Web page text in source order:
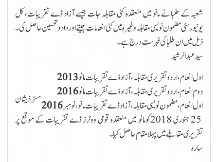
شعبہ کے طلبا نے مانو میں منعقدہ کئی مقابلہ جات جیسے آزاد ڈے تقریبات، کل
یونیورسٹی مضمون نویسی مقابلہ وغیرہ میں کئی انعامات جیتے اور دادوتحسین حاصل کی۔
ذیل میں ان طلبا کی فہرست درج ہے۔
سید عبدالرشید
اول انعام ،اردو تقریری مقابلہ، آزاد ڈے تقریبات مانو2013
دوم انعام ،اردو تقریری مقابلہ، آزاد ڈے تقریبات مانو2016
اول انعام، مضمون نویسی مقابلہ، آزاد ڈے تقریبات مانو، نومبر2016
25 جنوری 2018 کومانو میں منعقدہ قومی ووٹرز ڈے تقریبات کے موقع پر
تقریری مقابلے میں پہلا مقام حاصل کیا۔
مسز ذیشان
سارہ